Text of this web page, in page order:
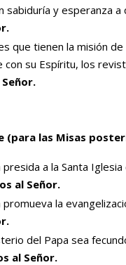
sabiduría y esperanza
que tienen la misión
con su Espíritu, los
(para las Misas
a la Santa
al Señor.
promueva la
del Papa sea
al Señor.